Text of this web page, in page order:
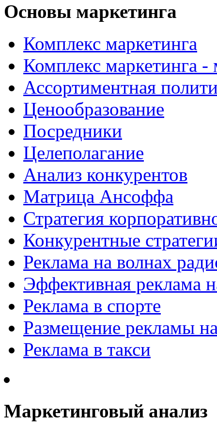
Основы маркетинга
Комплекс маркетинга
Комплекс маркетинга
Ассортиментная
Ценообразование
Посредники
Целеполагание
Анализ конкурентов
Матрица Ансоффа
Стратегия
Конкурентные
Реклама на волнах
Эффективная реклама
Реклама в спорте
Размещение рекламы
Реклама в такси
Маркетинговый анализ